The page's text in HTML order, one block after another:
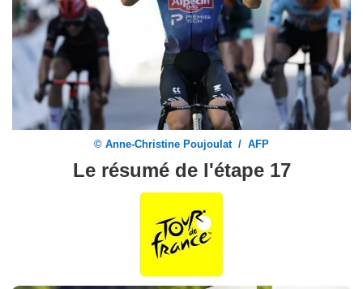
© Anne-Christine Poujoulat / AFP
Le résumé de l'étape 17